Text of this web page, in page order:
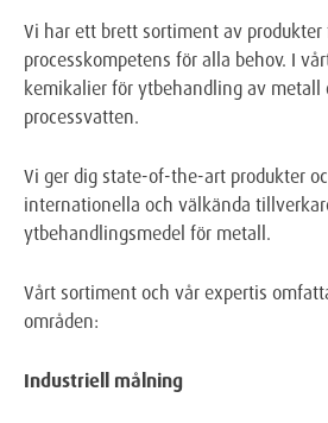
Vi har ett brett sortiment av
processkompetens för alla behov. I
kemikalier för ytbehandling av metall
processvatten.
Vi ger dig state-of-the-art produkter
internationella och välkända
ytbehandlingsmedel för metall.
Vårt sortiment och vår expertis
områden:
Industriell målning